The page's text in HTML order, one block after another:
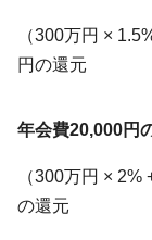
（300万円 ×
円の還元
年会費20,000円
（300万円 ×
の還元